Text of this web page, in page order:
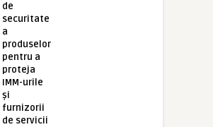
de
securitate
a
produselor
pentru a
proteja
IMM-urile
și
furnizorii
de servicii